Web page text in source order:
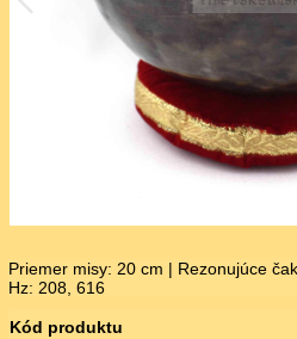
Priemer misy: 20 cm | Rezonujúce
Hz: 208, 616
Kód produktu